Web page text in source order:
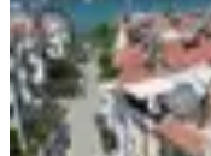
Muğla,
1 Oda·